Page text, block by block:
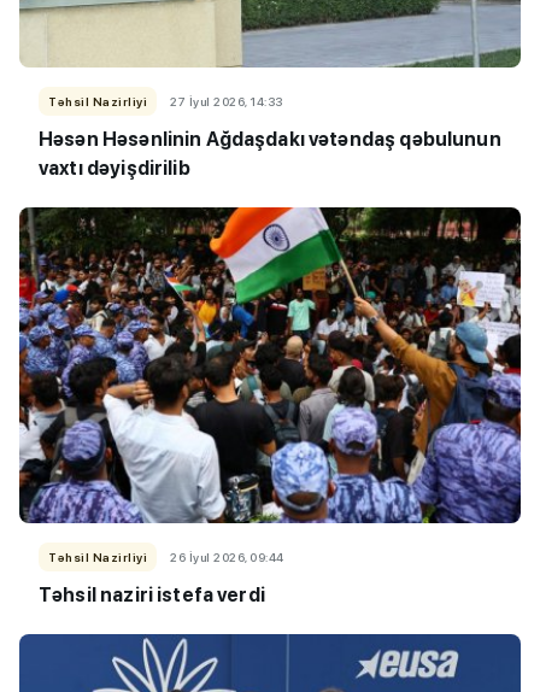
Təhsil Nazirliyi 27 İyul 2026, 14:33
Həsən Həsənlinin Ağdaşdakı vətəndaş qəbulunun
vaxtı dəyişdirilib
Təhsil Nazirliyi 26 İyul 2026, 09:44
Təhsil naziri istefa verdi